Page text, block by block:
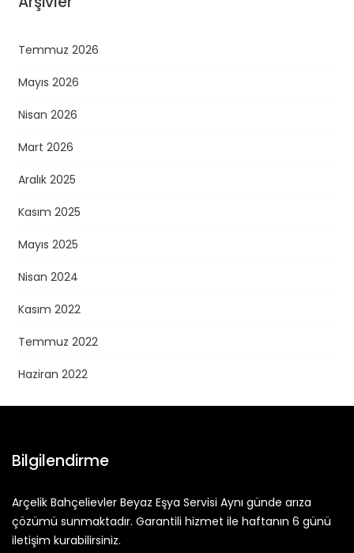
Temmuz 2026
Mayıs 2026
Nisan 2026
Mart 2026
Aralık 2025
Kasım 2025
Mayıs 2025
Nisan 2024
Kasım 2022
Temmuz 2022
Haziran 2022
Bilgilendirme
Arçelik Bahçelievler Beyaz Eşya Servisi Aynı günde arıza
çözümü sunmaktadır. Garantili hizmet ile haftanın 6 günü
iletişim kurabilirsiniz.